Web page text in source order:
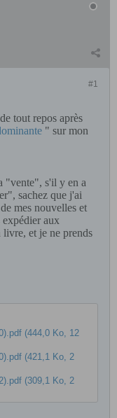
#1
tout repos après
" sur mon
"vente", s'il y en a
sachez que j'ai
mes nouvelles et
aux
et je ne prends
(444,0 Ko, 12
(421,1 Ko, 2
(309,1 Ko, 2